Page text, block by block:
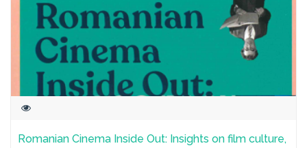
Romanian Cinema Inside Out: Insights on film culture,